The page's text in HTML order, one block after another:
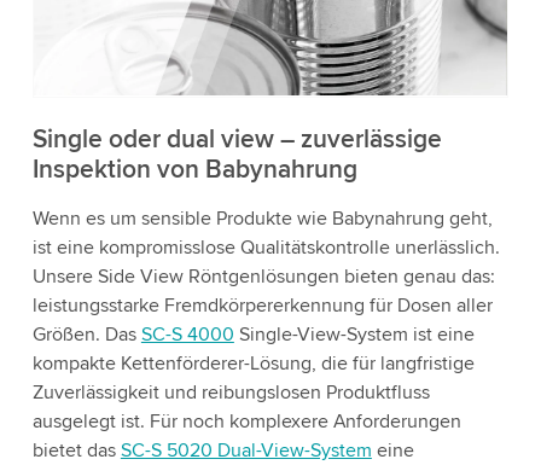
die Details und akzeptieren Sie den Dienst, um
dieses Video anzusehen.
Weitere Informationen
Single oder dual view – zuverlässige
Inspektion von Babynahrung
Wenn es um sensible Produkte wie Babynahrung geht,
ist eine kompromisslose Qualitätskontrolle unerlässlich.
Unsere Side View Röntgenlösungen bieten genau das:
leistungsstarke Fremdkörpererkennung für Dosen aller
Größen. Das SC-S 4000 Single-View-System ist eine
kompakte Kettenförderer-Lösung, die für langfristige
Zuverlässigkeit und reibungslosen Produktfluss
ausgelegt ist. Für noch komplexere Anforderungen
bietet das SC-S 5020 Dual-View-System eine